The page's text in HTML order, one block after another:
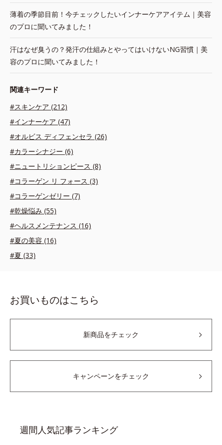
薄着の季節目前！今チェックしたいインナーケアアイテム｜美容
のプロに聞いてみました！
汗はなぜ臭うの？発汗の仕組みとやってはいけないNG習慣｜美
容のプロに聞いてみました！
関連キーワード
#スキンケア (212)
#インナーケア (47)
#オルビス ディフェンセラ (26)
#カラーシナジー (6)
#ニュートリションピース (8)
#コラーゲン リ フォース (3)
#コラーゲンゼリー (7)
#乾燥悩み (55)
#ヘルスメンテナンス (16)
#夏の美容 (16)
#夏 (33)
お買いものはこちら
新商品をチェック
キャンペーンをチェック
週間人気記事ランキング